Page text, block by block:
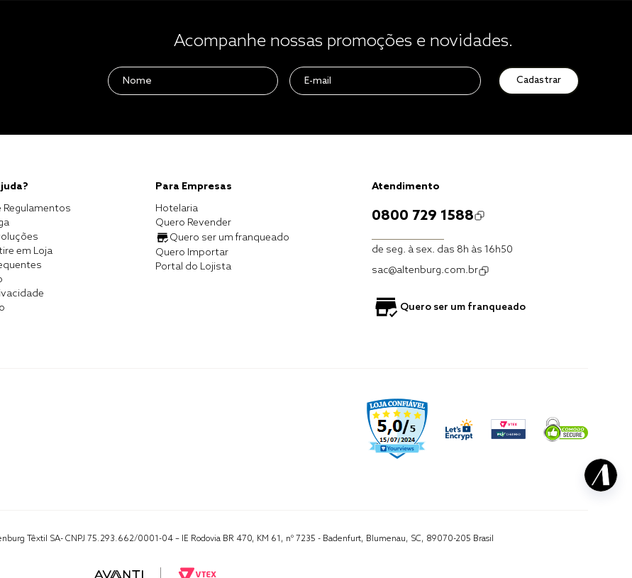
Acompanhe nossas promoções e novidades.
Cadastrar
Regulamentos
em Loja
Para Empresas
Hotelaria
Quero Revender
Quero ser um franqueado
Quero Importar
Portal do Lojista
Atendimento
0800 729 1588
de seg. à sex. das 8h às 16h50
sac@altenburg.com.br
Quero ser um franqueado
Têxtil SA- CNPJ 75.293.662/0001-04 – IE Rodovia BR 470, KM 61, nº 7235 - Badenfurt, Blumenau, SC, 89070-205 Brasil